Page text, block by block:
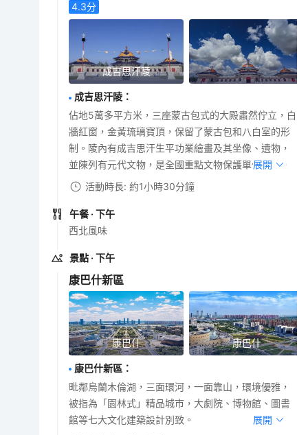
4.3分
成吉思汗陵
成吉思汗陵 ：
佔地5萬多平方米，三座蒙古包式的大殿肅然佇立，白
牆紅窗，金黃琉璃寶頂，保留了蒙古包和八白室的形
制。陵內有成吉思汗生平功業繪畫及其坐像、遺物，
並陳列有元代文物，是全國重點文物保護單位之一。
展開
活動時長: 約1小時30分鐘
午餐 · 下午
西北風味
景點 · 下午
康巴什新區
康巴什 康巴什
康巴什新區 ：
毗鄰烏蘭木倫湖，三面環河，一面靠山，環境優雅，
被指為「園林式」精品城市，大劇院、博物館、圖書
館等七大文化建築設計別致。
展開